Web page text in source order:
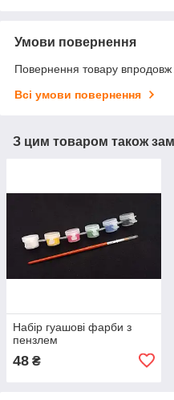
Умови повернення
Повернення товару впродовж
Всі умови повернення
З цим товаром також
Набір гуашові фарби з
пензлем
48 ₴